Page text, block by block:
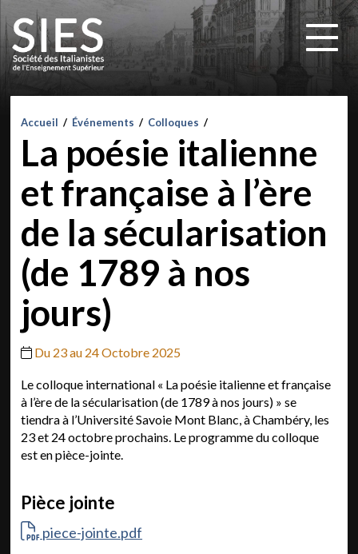
Accueil / Événements / Colloques /
La poésie italienne
et française à l’ère
de la sécularisation
(de 1789 à nos
jours)
Du 23 au 24 Octobre 2025
Le colloque international « La poésie italienne et française
à l’ère de la sécularisation (de 1789 à nos jours) » se
tiendra à l’Université Savoie Mont Blanc, à Chambéry, les
23 et 24 octobre prochains. Le programme du colloque
est en pièce-jointe.
Pièce jointe
piece-jointe.pdf